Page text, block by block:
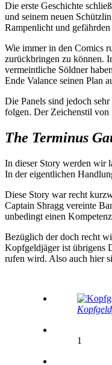
Die erste Geschichte
und seinem neuen
Rampenlicht und
Wie immer in den Comics
zurückbringen zu können.
vermeintliche Söldner
Ende Valance seinen Plan
Die Panels sind jedoch
folgen. Der Zeichenstil von
The Terminus
In dieser Story werden wir
In der eigentlichen
Diese Story war recht
Captain Shragg vereinte
unbedingt einen
Bezüglich der doch recht
Kopfgeldjäger ist übrigens
rufen wird. Also auch hier
1